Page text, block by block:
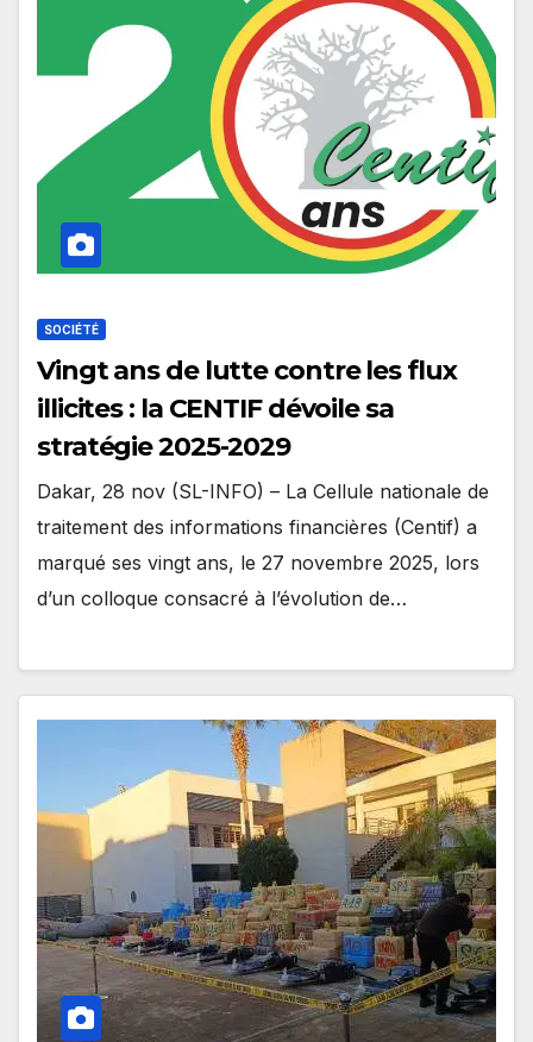
SOCIÉTÉ
Vingt ans de lutte contre les flux
illicites : la CENTIF dévoile sa
stratégie 2025-2029
Dakar, 28 nov (SL-INFO) – La Cellule nationale de
traitement des informations financières (Centif) a
marqué ses vingt ans, le 27 novembre 2025, lors
d’un colloque consacré à l’évolution de…